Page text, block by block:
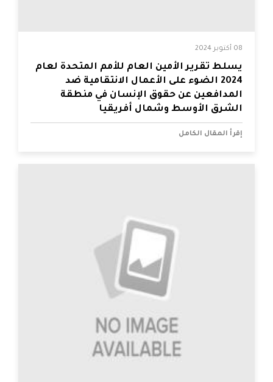
08 أكتوبر 2024
يسلط تقرير الأمين العام للأمم المتحدة لعام
2024 الضوء على الأعمال الانتقامية ضد
المدافعين عن حقوق الإنسان في منطقة
الشرق الأوسط وشمال أفريقيا
إقرأ المقال الكامل